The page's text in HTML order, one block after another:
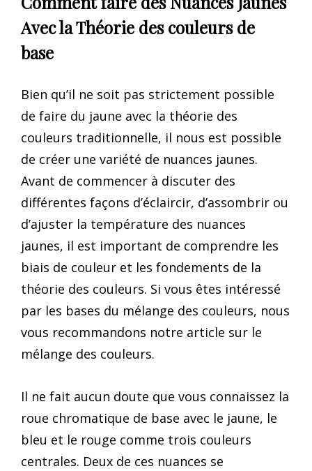
Avec la Théorie des couleurs de
base
Bien qu’il ne soit pas strictement possible
de faire du jaune avec la théorie des
couleurs traditionnelle, il nous est possible
de créer une variété de nuances jaunes.
Avant de commencer à discuter des
différentes façons d’éclaircir, d’assombrir ou
d’ajuster la température des nuances
jaunes, il est important de comprendre les
biais de couleur et les fondements de la
théorie des couleurs. Si vous êtes intéressé
par les bases du mélange des couleurs, nous
vous recommandons notre article sur le
mélange des couleurs.
Il ne fait aucun doute que vous connaissez la
roue chromatique de base avec le jaune, le
bleu et le rouge comme trois couleurs
centrales. Deux de ces nuances se